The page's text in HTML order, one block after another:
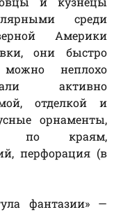
среди
Америки
они быстро
неплохо
активно
отделкой и
орнаменты,
по краям,
перфорация (в
фантазии» —